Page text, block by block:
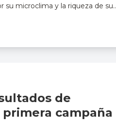
su microclima y la riqueza de su..
de
campaña